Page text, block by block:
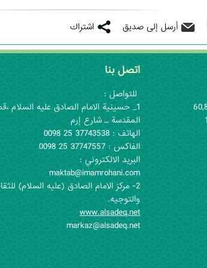
أرسل إلى صديق اشتراك
اتصل بنا
للتواصل :
1_ حسينية الامام الصادق عليه السلام
المقدسة ـ شارع إرم
الهاتف : 37743538 25 0098
الفاكس : 37747557 25 0098
البريد الالكتروني :
maktab@imamrohani.com
2- مركز الامام الصادق (علیه السلام)
والتوجيه.
www.alsadeq.net
markaz@alsadeq.net